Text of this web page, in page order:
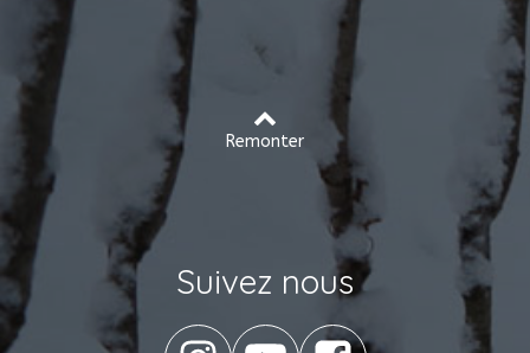
Remonter
Suivez nous